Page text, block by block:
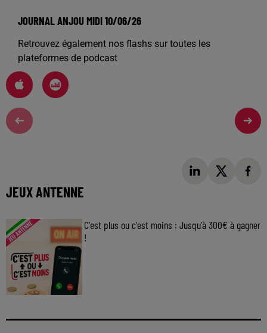
JOURNAL ANJOU MIDI 10/06/26
Retrouvez également nos flashs sur toutes les
plateformes de podcast
JEUX ANTENNE
C'est plus ou c'est moins : Jusqu'à 300€ à gagner
!